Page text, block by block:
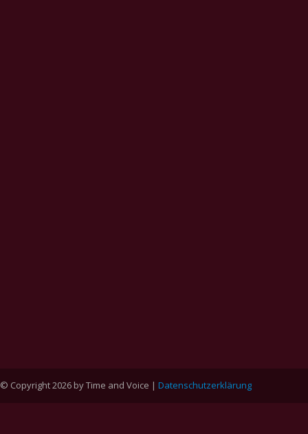
© Copyright 2026 by Time and Voice | Datenschutzerklärung